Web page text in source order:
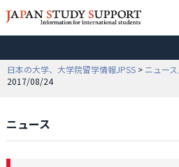
日本の大学、大学院留学情報JPSS > ニュー
2017/08/24
ニュース